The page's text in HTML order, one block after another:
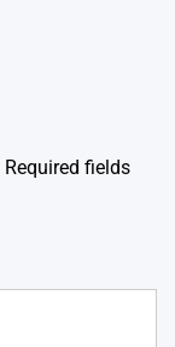
Required fields